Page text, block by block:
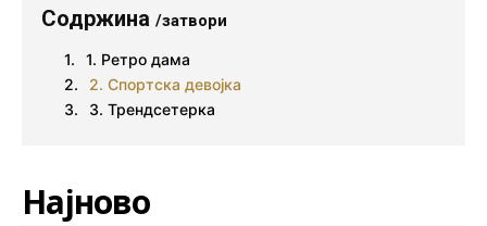
Содржина /затвори
1. Ретро дама
2. Спортска девојка
3. Трендсетерка
Најново